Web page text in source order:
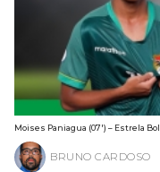
Moises Paniagua (07′) – Estrela
BRUNO CARDOSO